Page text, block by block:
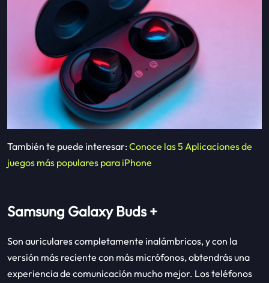
También te puede interesar: Conoce las 5 Aplicaciones de
juegos más populares para iPhone
Samsung Galaxy Buds +
Son auriculares completamente inalámbricos, y con la
versión más reciente con más micrófonos, obtendrás una
experiencia de comunicación mucho mejor. Los teléfonos